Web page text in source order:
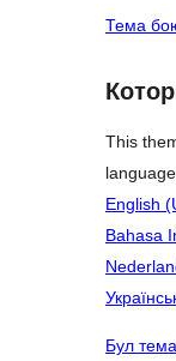
Тема
This
English
Bahasa
Бул